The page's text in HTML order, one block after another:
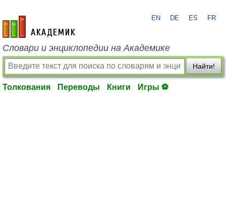
academic.ru
EN DE ES FR
Словари и энциклопедии на Академике
Найти!
Толкования Переводы Книги Игры ⚽